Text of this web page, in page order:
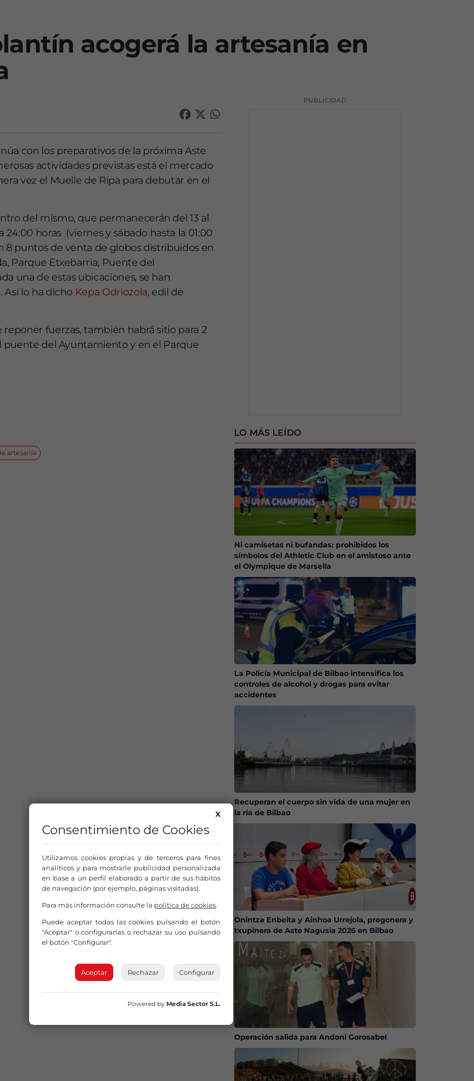
acogerá la artesanía en
con los preparativos de la próxima Aste
actividades previstas está el mercado
vez el Muelle de Ripa para debutar en el
del mismo, que permanecerán del 13 al
24:00 horas (viernes y sábado hasta la 01:00
8 puntos de venta de globos distribuidos en
Parque Etxebarria, Puente del
una de estas ubicaciones, se han
Así lo ha dicho Kepa Odriozola, edil de
fuerzas, también habrá sitio para 2
puente del Ayuntamiento y en el Parque
artesanía
PUBLICIDAD
LO MÁS LEÍDO
Ni camisetas ni bufandas: prohibidos los
símbolos del Athletic Club en el amistoso ante
el Olympique de Marsella
La Policía Municipal de Bilbao intensifica los
controles de alcohol y drogas para evitar
accidentes
Recuperan el cuerpo sin vida de una mujer en
la ría de Bilbao
Onintza Enbeita y Ainhoa Urrejola, pregonera y
txupinera de Aste Nagusia 2026 en Bilbao
Operación salida para Andoni Gorosabel
X
Consentimiento de Cookies
Utilizamos cookies propias y de terceros para fines
analíticos y para mostrarle publicidad personalizada
en base a un perfil elaborado a partir de sus hábitos
de navegación (por ejemplo, páginas visitadas).
Para más información consulte la política de cookies.
Puede aceptar todas las cookies pulsando el botón
"Aceptar" o configurarlas o rechazar su uso pulsando
el botón "Configurar".
Aceptar Rechazar Configurar
Powered by Media Sector S.L.